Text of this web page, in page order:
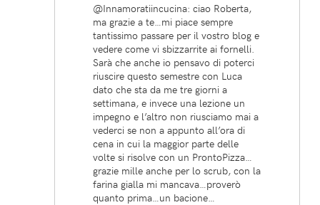
@Innamoratiincucina: ciao Roberta,
ma grazie a te…mi piace sempre
tantissimo passare per il vostro blog e
vedere come vi sbizzarrite ai fornelli.
Sarà che anche io pensavo di poterci
riuscire questo semestre con Luca
dato che sta da me tre giorni a
settimana, e invece una lezione un
impegno e l’altro non riusciamo mai a
vederci se non a appunto all’ora di
cena in cui la maggior parte delle
volte si risolve con un ProntoPizza…
grazie mille anche per lo scrub, con la
farina gialla mi mancava…proverò
quanto prima…un bacione…